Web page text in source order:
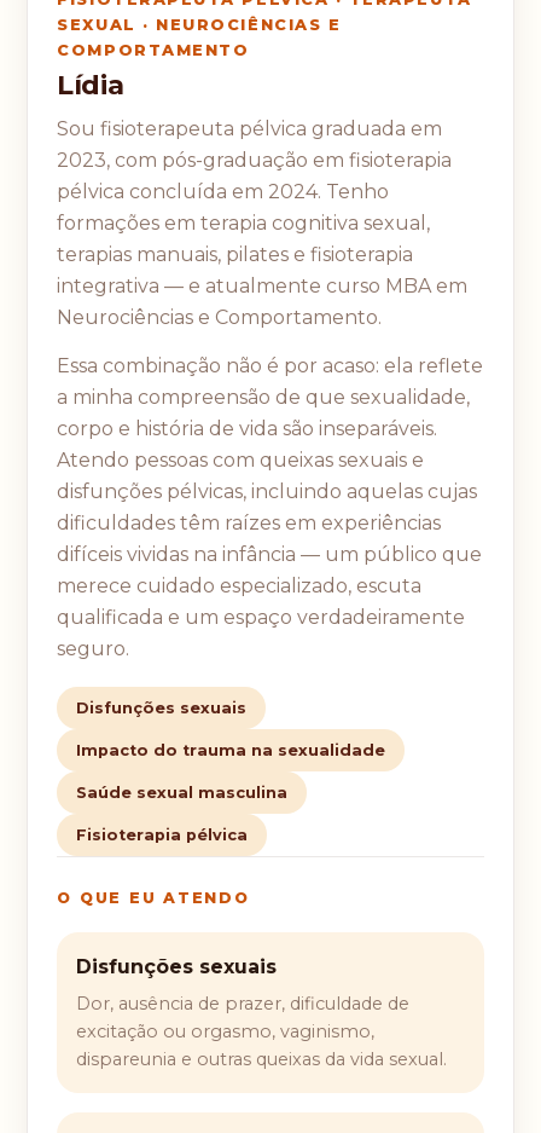
SEXUAL · NEUROCIÊNCIAS E
COMPORTAMENTO
Lídia
Sou fisioterapeuta pélvica graduada em
2023, com pós-graduação em fisioterapia
pélvica concluída em 2024. Tenho
formações em terapia cognitiva sexual,
terapias manuais, pilates e fisioterapia
integrativa — e atualmente curso MBA em
Neurociências e Comportamento.
Essa combinação não é por acaso: ela reflete
a minha compreensão de que sexualidade,
corpo e história de vida são inseparáveis.
Atendo pessoas com queixas sexuais e
disfunções pélvicas, incluindo aquelas cujas
dificuldades têm raízes em experiências
difíceis vividas na infância — um público que
merece cuidado especializado, escuta
qualificada e um espaço verdadeiramente
seguro.
Disfunções sexuais
Impacto do trauma na sexualidade
Saúde sexual masculina
Fisioterapia pélvica
O QUE EU ATENDO
Disfunções sexuais
Dor, ausência de prazer, dificuldade de
excitação ou orgasmo, vaginismo,
dispareunia e outras queixas da vida sexual.